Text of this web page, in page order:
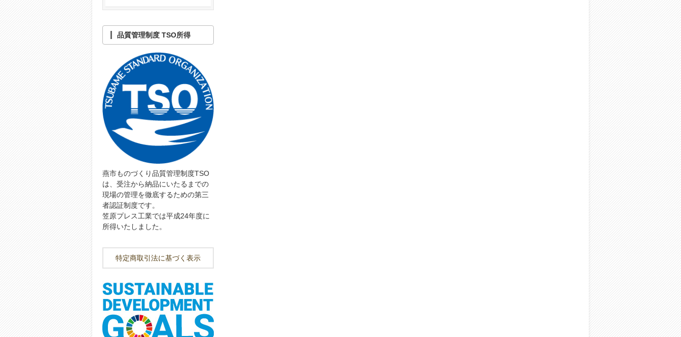
品質管理制度 TSO所得
燕市ものづくり品質管理制度TSO
は、受注から納品にいたるまでの
現場の管理を徹底するための第三
者認証制度です。
笠原プレス工業では平成24年度に
所得いたしました。
特定商取引法に基づく表示